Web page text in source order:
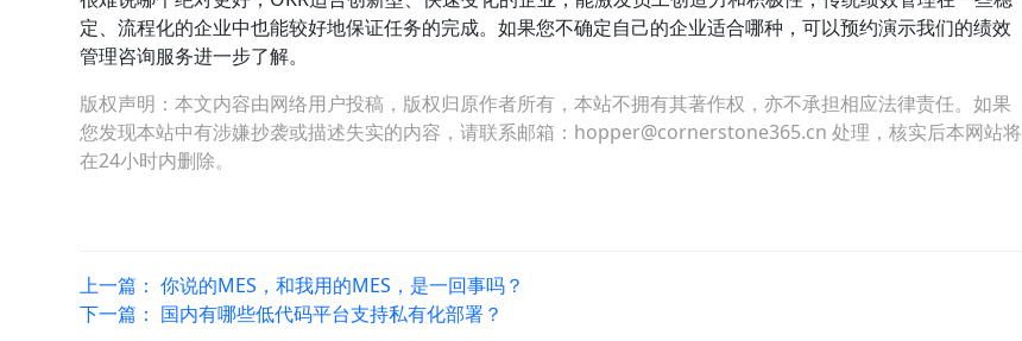
定、流程化的企业中也能较好地保证任务的完成。如果您不确定自己的企业适合哪种，可以预约演示我们的绩效
管理咨询服务进一步了解。
版权声明：本文内容由网络用户投稿，版权归原作者所有，本站不拥有其著作权，亦不承担相应法律责任。如果
您发现本站中有涉嫌抄袭或描述失实的内容，请联系邮箱：hopper@cornerstone365.cn 处理，核实后本网站将
在24小时内删除。
上一篇：你说的MES，和我用的MES，是一回事吗？
下一篇： 国内有哪些低代码平台支持私有化部署？